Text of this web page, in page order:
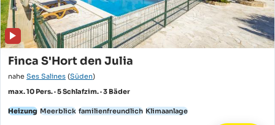
Finca S'Hort den Julia
nahe Ses Salines (Süden)
max. 10 Pers. · 5 Schlafzim. · 3 Bäder
Heizung Meerblick familienfreundlich Klimaanlage